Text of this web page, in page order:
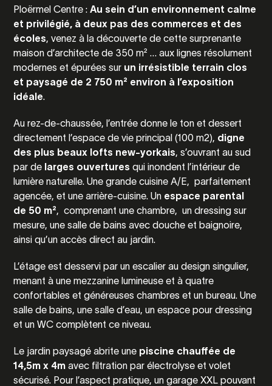
Ploërmel Centre :Au sein d’un environnement calme
et privilégié, à deux pas des commerces et des
écoles, venez à la découverte de cette surprenante
maison d’architecte de 350 m² … aux lignes résolument
modernes et épurées sur un irrésistible terrain clos
et paysagé de 2 750 m² environ à l’exposition
idéale.
Au rez-de-chaussée, l’entrée donne le ton et dessert
directement l’espace de vie principal (100 m2), digne
des plus beaux lofts new-yorkais, s’ouvrant au sud
par de larges ouvertures qui inondent l’intérieur de
lumière naturelle. Une grande cuisine A/E, parfaitement
agencée, et une arrière-cuisine. Un espace parental
de 50 m², comprenant une chambre, un dressing sur
mesure, une salle de bains avec douche et baignoire,
ainsi qu’un accès direct au jardin.
L’étage est desservi par un escalier au design singulier,
menant à une mezzanine lumineuse et à quatre
confortables et généreuses chambres et un bureau. Une
salle de bains, une salle d’eau, un espace pour dressing
et un WC complètent ce niveau.
Le jardin paysagé abrite une piscine chauffée de
14,5m x 4mavec filtration par électrolyse et volet
sécurisé. Pour l’aspect pratique, un garage XXL pouvant